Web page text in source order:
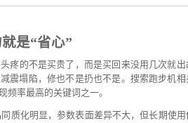
是“省心”
疼的不是买贵了，而是买回来没用几次就出
震塌陷，修也不是扔也不是。搜索跑步机相
频率最高的关键词之一。
质化明显，参数表面差异不大，但长期使用